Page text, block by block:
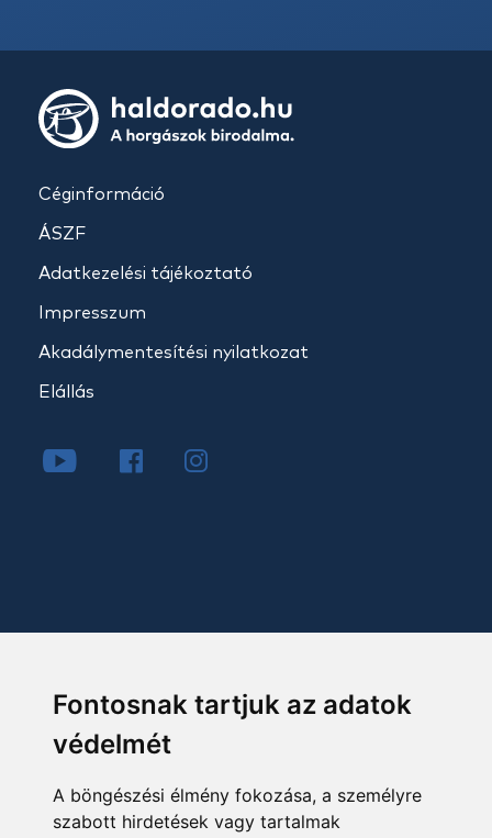
Fontosnak tartjuk az adatok
védelmét
A böngészési élmény fokozása, a személyre
szabott hirdetések vagy tartalmak
Céginformáció
ÁSZF
Adatkezelési tájékoztató
Impresszum
Akadálymentesítési nyilatkozat
Elállás